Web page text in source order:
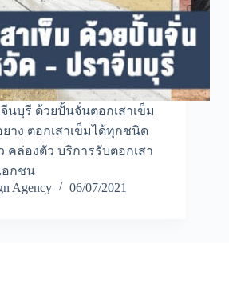
นบุรี ด้วยปั้นจั่นตอกเสาเข็ม
าง ตอกเสาเข็มได้ทุกชนิด
คล่องตัว บริการรับตอกเสา
อกชน
Agency
06/07/2021